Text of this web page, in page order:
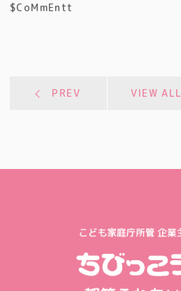
$CoMmEntt
PREV VIEW ALL